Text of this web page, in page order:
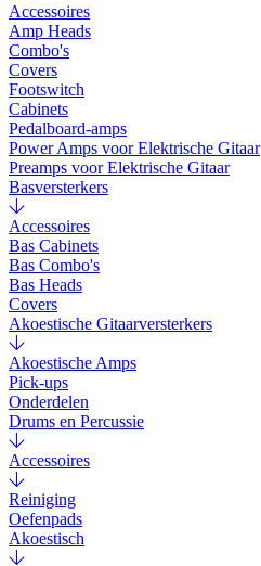
Accessoires
Amp Heads
Combo's
Covers
Footswitch
Cabinets
Pedalboard-amps
Power Amps voor Elektrische Gitaar
Preamps voor Elektrische Gitaar
Basversterkers
Accessoires
Bas Cabinets
Bas Combo's
Bas Heads
Covers
Akoestische Gitaarversterkers
Akoestische Amps
Pick-ups
Onderdelen
Drums en Percussie
Accessoires
Reiniging
Oefenpads
Akoestisch